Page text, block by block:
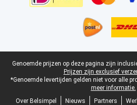
Juridische voettekst
Genoemde prijzen op deze pagina zijn
Prijzen zijn exclusief
*Genoemde levertijden gelden niet voor alle
meer informatie.
Over Belsimpel
Nieuws Partners